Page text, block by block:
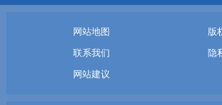
网站地图
版
联系我们
隐
网站建议